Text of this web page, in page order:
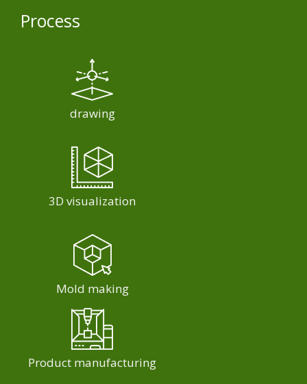
Process
drawing
3D visualization
Mold making
Product manufacturing